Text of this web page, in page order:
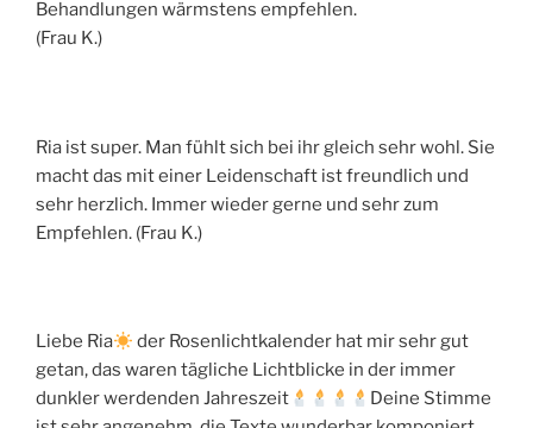
Behandlungen wärmstens empfehlen.
(Frau K.)
Ria ist super. Man fühlt sich bei ihr gleich sehr wohl. Sie
macht das mit einer Leidenschaft ist freundlich und
sehr herzlich. Immer wieder gerne und sehr zum
Empfehlen. (Frau K.)
Liebe Ria
der Rosenlichtkalender hat mir sehr gut
getan, das waren tägliche Lichtblicke in der immer
dunkler werdenden Jahreszeit
Deine Stimme